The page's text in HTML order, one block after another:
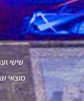
שישי
מוצאי